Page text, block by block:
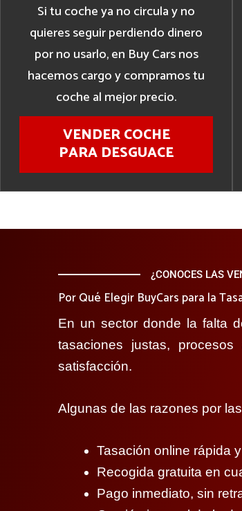
Si tu coche ya no circula y no
quieres seguir perdiendo dinero
por no usarlo, en Buy Cars nos
hacemos cargo y compramos tu
coche al mejor precio.
VENDER COCHE
PARA DESGUACE
¿CONOCES LAS
Por Qué Elegir BuyCars para la
En un sector donde la falta
tasaciones justas,
satisfacción.
Algunas de las razones por
Tasación online rápida
Recogida gratuita en
Pago inmediato, sin